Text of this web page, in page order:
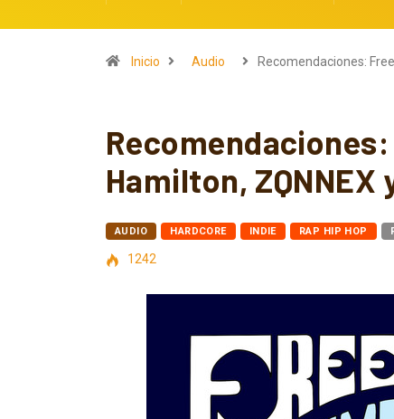
Inicio Audio Recomendaciones:
Hamilton,
AUDIO HARDCORE INDIE RAP HIP HOP
1242